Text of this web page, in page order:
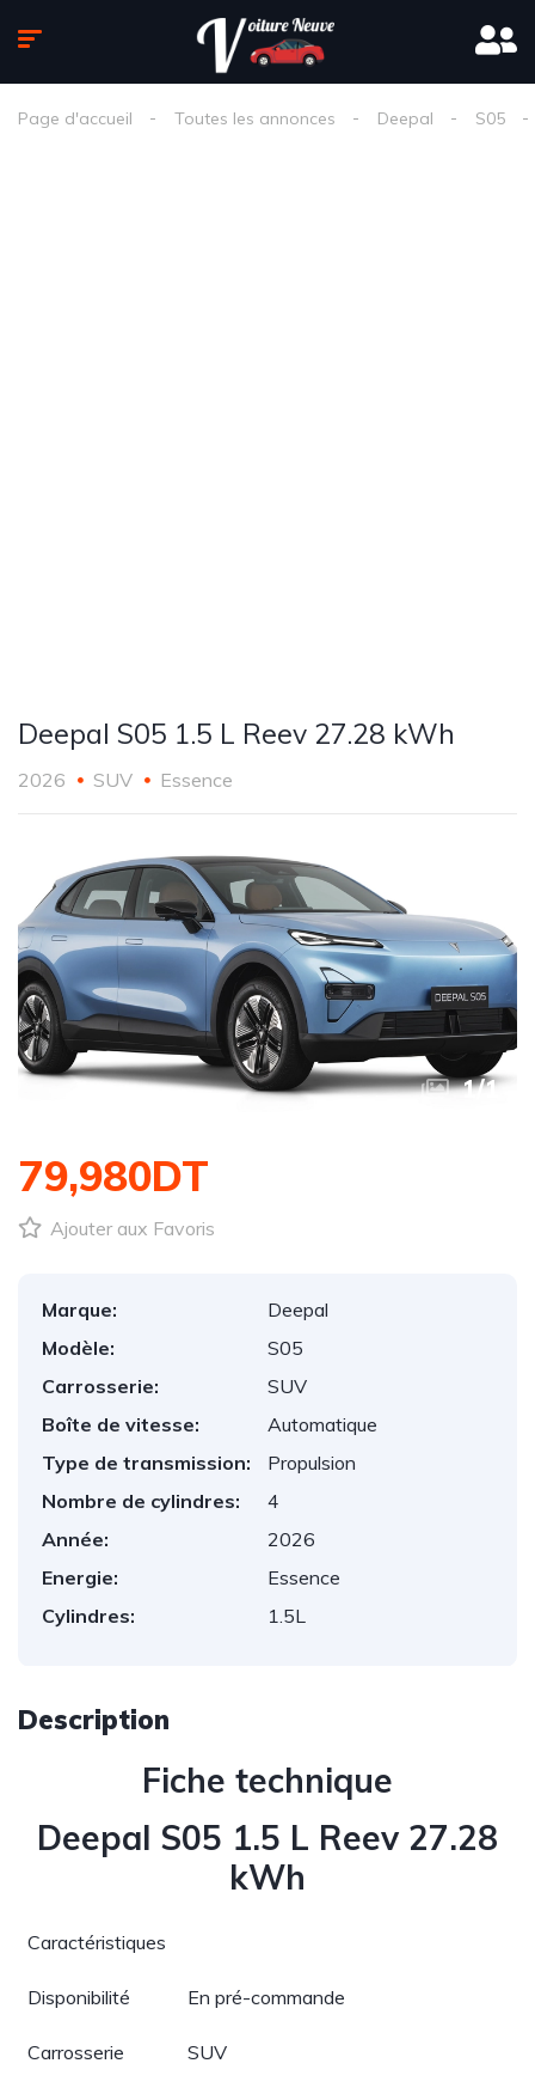
Page d'accueil Toutes les annonces Deepal S05
Deepal S05 1.5 L Reev 27.28 kWh
2026 SUV Essence
1/1
79,980DT
Ajouter aux Favoris
Marque:
Deepal
Modèle:
S05
Carrosserie:
SUV
Boîte de vitesse:
Automatique
Type de transmission:
Propulsion
Nombre de cylindres:
4
Année:
2026
Energie:
Essence
Cylindres:
1.5L
Description
Fiche technique
Deepal S05 1.5 L Reev 27.28
kWh
Caractéristiques
Disponibilité En pré-commande
Carrosserie SUV